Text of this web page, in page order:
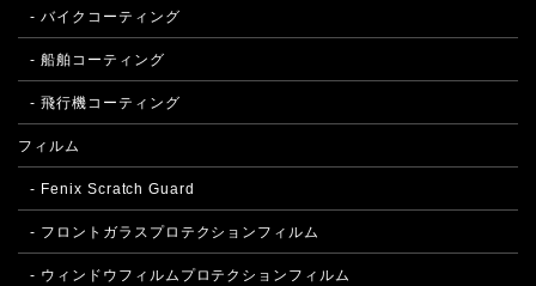
- バイクコーティング
- 船舶コーティング
- 飛行機コーティング
フィルム
- Fenix Scratch Guard
- フロントガラスプロテクションフィルム
- ウィンドウフィルムプロテクションフィルム